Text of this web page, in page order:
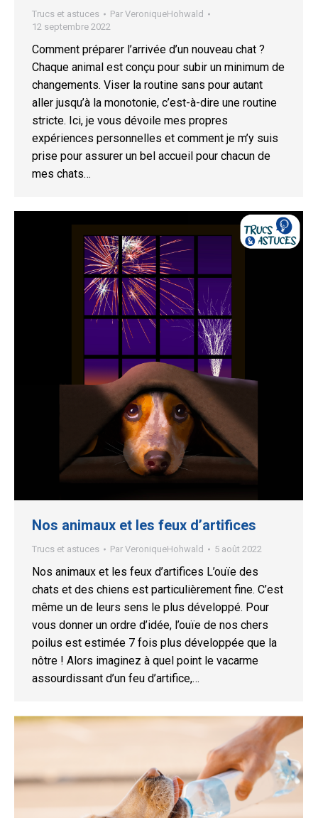
Trucs et astuces Par VeroniqueHohwald
12 septembre 2022
Comment préparer l’arrivée d’un nouveau chat ?
Chaque animal est conçu pour subir un minimum de
changements. Viser la routine sans pour autant
aller jusqu’à la monotonie, c’est-à-dire une routine
stricte. Ici, je vous dévoile mes propres
expériences personnelles et comment je m’y suis
prise pour assurer un bel accueil pour chacun de
mes chats…
Nos animaux et les feux d’artifices
Trucs et astuces Par VeroniqueHohwald 5 août 2022
Nos animaux et les feux d’artifices L’ouïe des
chats et des chiens est particulièrement fine. C’est
même un de leurs sens le plus développé. Pour
vous donner un ordre d’idée, l’ouïe de nos chers
poilus est estimée 7 fois plus développée que la
nôtre ! Alors imaginez à quel point le vacarme
assourdissant d’un feu d’artifice,…